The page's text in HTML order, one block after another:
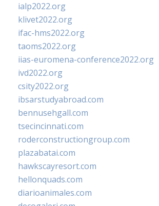
ialp2022.org
klivet2022.org
ifac-hms2022.org
taoms2022.org
iias-euromena-conference2022.org
ivd2022.org
csity2022.org
ibsarstudyabroad.com
bennusehgall.com
tsecincinnati.com
roderconstructiongroup.com
plazabatai.com
hawkscayresort.com
hellonquads.com
diarioanimales.com